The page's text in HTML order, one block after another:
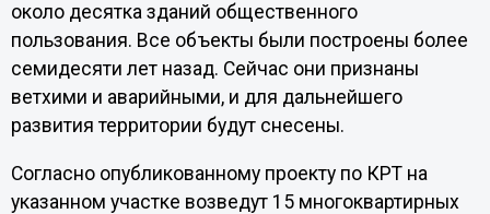
около десятка зданий общественного
пользования. Все объекты были построены более
семидесяти лет назад. Сейчас они признаны
ветхими и аварийными, и для дальнейшего
развития территории будут снесены.
Согласно опубликованному проекту по КРТ на
указанном участке возведут 15 многоквартирных